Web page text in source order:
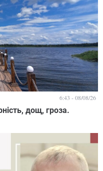
дощ, гроза.
6:43 - 08/08/26